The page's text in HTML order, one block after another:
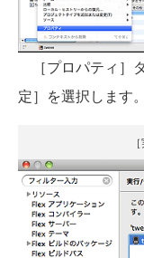
［プロパティ］
定］を選択します。